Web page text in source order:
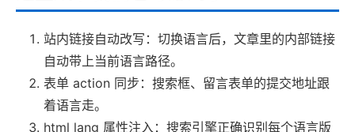
站内链接自动改写：切换语言后，文章里的内部链接
自动带上当前语言路径。
表单 action 同步：搜索框、留言表单的提交地址跟
着语言走。
html lang 属性注入：搜索引擎正确识别每个语言版